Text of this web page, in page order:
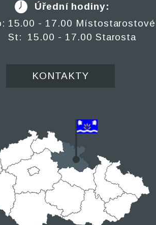
Úřední hodiny:
15.00 - 17.00 Místostarostové
St: 15.00 - 17.00 Starosta
KONTAKTY